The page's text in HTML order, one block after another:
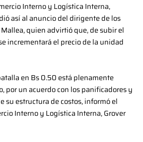
Interno y Logística Interna,
así al anuncio del dirigente de los
quien advirtió que, de subir el
incrementará el precio de la unidad
en Bs 0.50 está plenamente
por un acuerdo con los panificadores y
su estructura de costos, informó el
Interno y Logística Interna, Grover